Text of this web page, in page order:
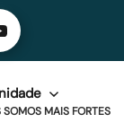
SOMOS MAIS FORTES